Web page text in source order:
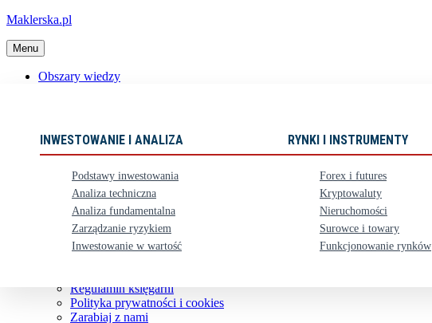
Maklerska.pl
Menu
Obszary wiedzy
INWESTOWANIE I ANALIZA
Podstawy inwestowania
Analiza techniczna
Analiza fundamentalna
Zarządzanie ryzykiem
Inwestowanie w wartość
RYNKI I INSTRUMENTY
Forex i futures
Kryptowaluty
Nieruchomości
Surowce i towary
Funkcjonowanie rynków
Ebooki
Karty upominkowe
⏳ Zapowiedzi
Obsługa klienta
Koszty dostawy
Nasze konto bankowe
Regulamin księgarni
Polityka prywatności i cookies
Zarabiaj z nami